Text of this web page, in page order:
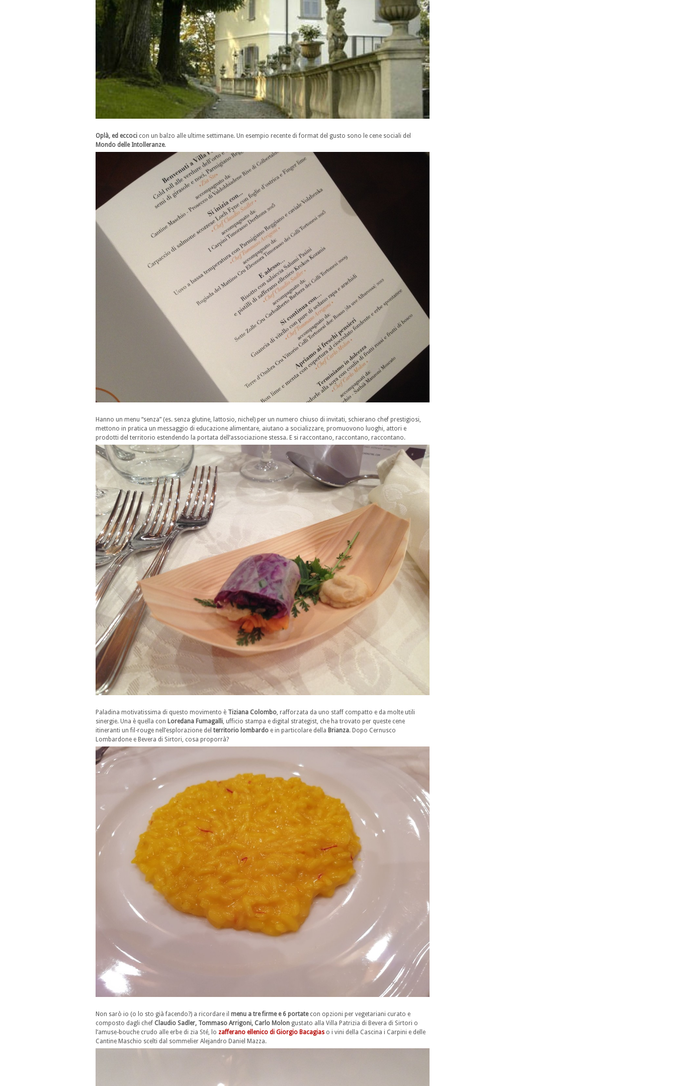
Oplà, ed eccoci con un balzo alle ultime settimane. Un esempio recente di format del gusto sono le cene sociali del
Mondo delle Intolleranze.
Hanno un menu “senza” (es. senza glutine, lattosio, nichel) per un numero chiuso di invitati, schierano chef prestigiosi,
mettono in pratica un messaggio di educazione alimentare, aiutano a socializzare, promuovono luoghi, attori e
prodotti del territorio estendendo la portata dell’associazione stessa. E si raccontano, raccontano, raccontano.
Paladina motivatissima di questo movimento è Tiziana Colombo , rafforzata da uno staff compatto e da molte utili
sinergie. Una è quella con Loredana Fumagalli , ufficio stampa e digital strategist, che ha trovato per queste cene
itineranti un fil-rouge nell’esplorazione del territorio lombardo e in particolare della Brianza. Dopo Cernusco
Lombardone e Bevera di Sirtori, cosa proporrà?
Non sarò io (o lo sto già facendo?) a ricordare il menu a tre firme e 6 portatecon opzioni per vegetariani curato e
composto dagli chef Claudio Sadler, Tommaso Arrigoni, Carlo Molon gustato alla Villa Patrizia di Bevera di Sirtori o
l’amuse-bouche crudo alle erbe di zia Sté, lo zafferano ellenico di Giorgio Bacagias o i vini della Cascina i Carpini e delle
Cantine Maschio scelti dal sommelier Alejandro Daniel Mazza.